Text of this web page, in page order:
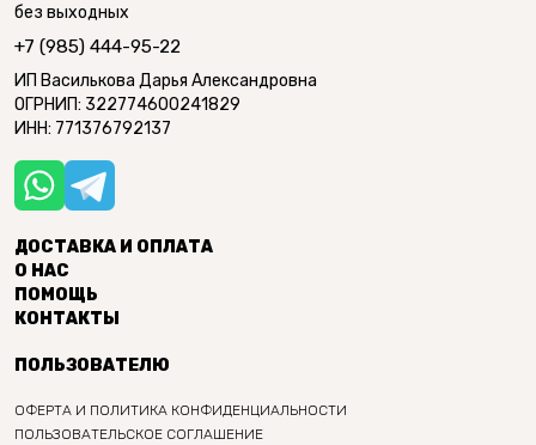
без выходных
+7 (985) 444-95-22
ИП Василькова Дарья Александровна
ОГРНИП: 322774600241829
ИНН: 771376792137
ДОСТАВКА И ОПЛАТА
О НАС
ПОМОЩЬ
КОНТАКТЫ
ПОЛЬЗОВАТЕЛЮ
ОФЕРТА И ПОЛИТИКА КОНФИДЕНЦИАЛЬНОСТИ
ПОЛЬЗОВАТЕЛЬСКОЕ СОГЛАШЕНИЕ